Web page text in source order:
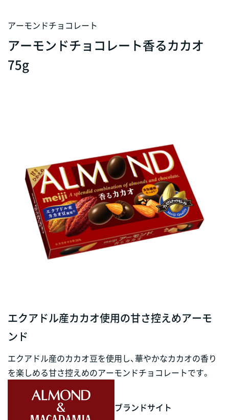
アーモンドチョコレート
アーモンドチョコレート香るカカオ
75g
エクアドル産カカオ使用の甘さ控えめアーモ
ンド
エクアドル産のカカオ豆を使用し、華やかなカカオの香り
を楽しめる甘さ控えめのアーモンドチョコレートです。
ブランドサイト